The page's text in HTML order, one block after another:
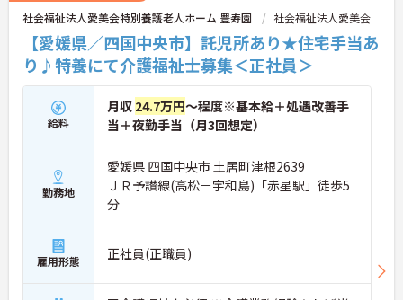
社会福祉法人愛美会特別養護老人ホーム 豊寿園 社会福祉法人愛美会
【愛媛県／四国中央市】託児所あり★住宅手当あ
り♪特養にて介護福祉士募集＜正社員＞
給料
月収 24.7万円～程度※基本給＋処遇改善手
当＋夜勤手当（月3回想定）
勤務地
愛媛県 四国中央市 土居町津根2639
ＪＲ予讃線(高松－宇和島)「赤星駅」徒歩5
分
雇用形態 正社員(正職員)